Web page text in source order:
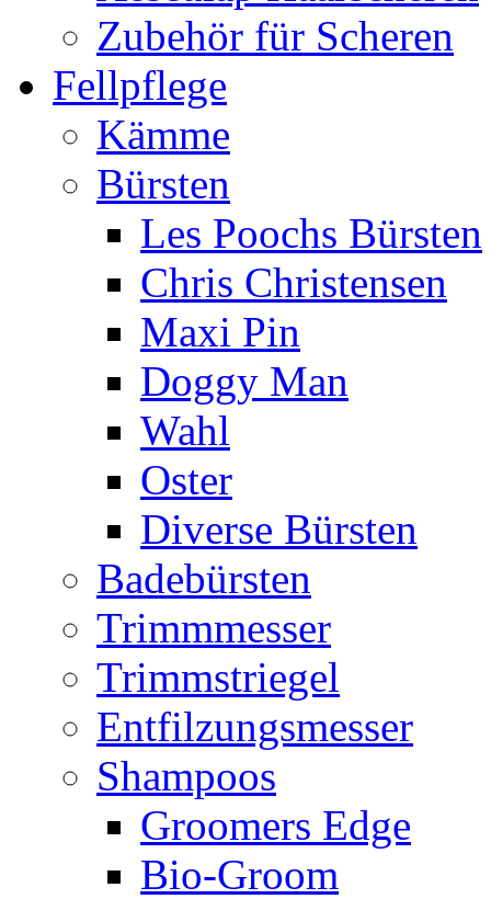
Zubehör für Scheren
Fellpflege
Kämme
Bürsten
Les Poochs Bürsten
Chris Christensen
Maxi Pin
Doggy Man
Wahl
Oster
Diverse Bürsten
Badebürsten
Trimmmesser
Trimmstriegel
Entfilzungsmesser
Shampoos
Groomers Edge
Bio-Groom